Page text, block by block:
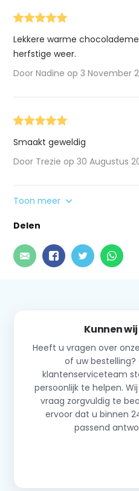
Lekkere warme
herfstige weer.
Door Nadine op 3 November
Smaakt geweldig
Door Trezie op 30 Augustus
Toon meer
Delen
Kunnen
Heeft u vragen over
of uw bestelling?
klantenserviceteam
persoonlijk te helpen.
vraag zorgvuldig te
ervoor dat u binnen
passend